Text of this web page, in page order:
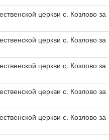
церкви с. Козлово за
церкви с. Козлово за
церкви с. Козлово за
церкви с. Козлово за
церкви с. Козлово за